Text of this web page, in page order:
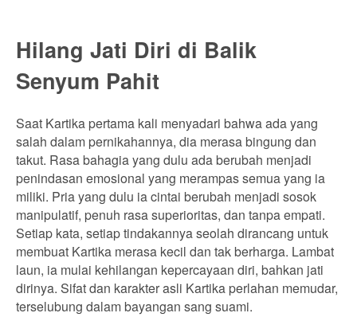
Hilang Jati Diri di Balik
Senyum Pahit
Saat Kartika pertama kali menyadari bahwa ada yang
salah dalam pernikahannya, dia merasa bingung dan
takut. Rasa bahagia yang dulu ada berubah menjadi
penindasan emosional yang merampas semua yang ia
miliki. Pria yang dulu ia cintai berubah menjadi sosok
manipulatif, penuh rasa superioritas, dan tanpa empati.
Setiap kata, setiap tindakannya seolah dirancang untuk
membuat Kartika merasa kecil dan tak berharga. Lambat
laun, ia mulai kehilangan kepercayaan diri, bahkan jati
dirinya. Sifat dan karakter asli Kartika perlahan memudar,
terselubung dalam bayangan sang suami.